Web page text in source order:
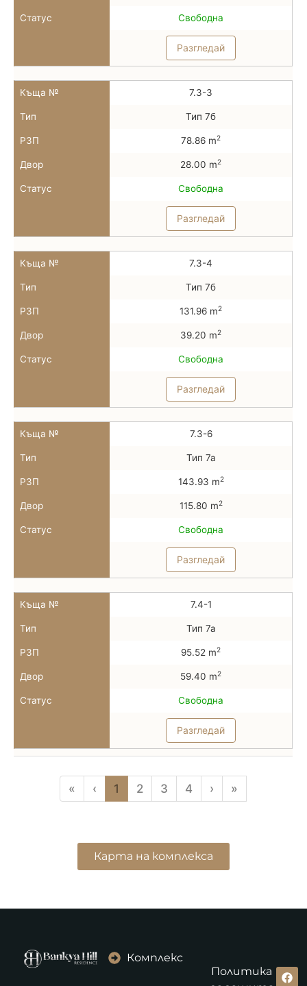
Статус Свободна
Разгледай
Къща № 7.3-3
Тип Тип 7б
РЗП 78.86 m2
Двор 28.00 m2
Статус Свободна
Разгледай
Къща № 7.3-4
Тип Тип 7б
РЗП 131.96 m2
Двор 39.20 m2
Статус Свободна
Разгледай
Къща № 7.3-6
Тип Тип 7а
РЗП 143.93 m2
Двор 115.80 m2
Статус Свободна
Разгледай
Къща № 7.4-1
Тип Тип 7а
РЗП 95.52 m2
Двор 59.40 m2
Статус Свободна
Разгледай
« ‹ 1 2 3 4 › »
Карта на комплекса
Комплекс
Политика